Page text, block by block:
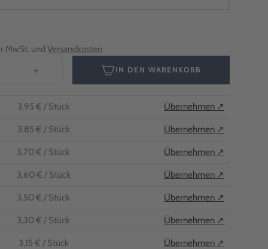
MwSt. und Versandkosten
+ IN DEN WARENKORB
3,95 € / Stück Übernehmen ↗
3,85 € / Stück Übernehmen ↗
3,70 € / Stück Übernehmen ↗
3,60 € / Stück Übernehmen ↗
3,50 € / Stück Übernehmen ↗
3,30 € / Stück Übernehmen ↗
3,15 € / Stück Übernehmen ↗